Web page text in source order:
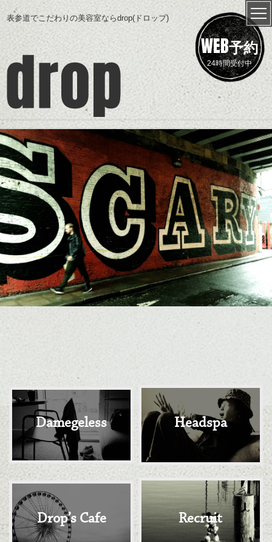
表参道でこだわりの美容室ならdrop(ドロップ)
WEB予約
24時間受付中
Damegeless Headspa
Drop’s Cafe Recruit